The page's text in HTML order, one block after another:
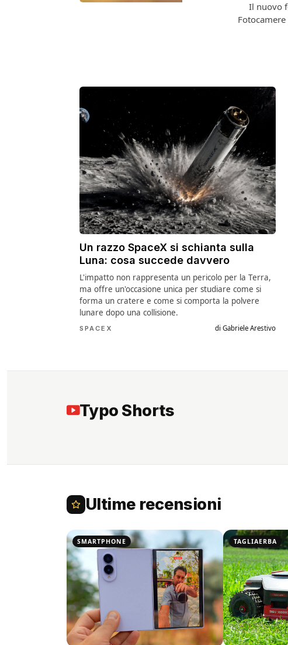
Il nuovo
Un razzo SpaceX si schianta sulla
Luna: cosa succede davvero
L'impatto non rappresenta un pericolo per la Terra,
ma offre un'occasione unica per studiare come si
forma un cratere e come si comporta la polvere
lunare dopo una collisione.
SPACEX di Gabriele Arestivo
Typo Shorts
AZZECCATO: pregi e
difetti
Ultime recensioni
SMARTPHONE TAGLIAERBA